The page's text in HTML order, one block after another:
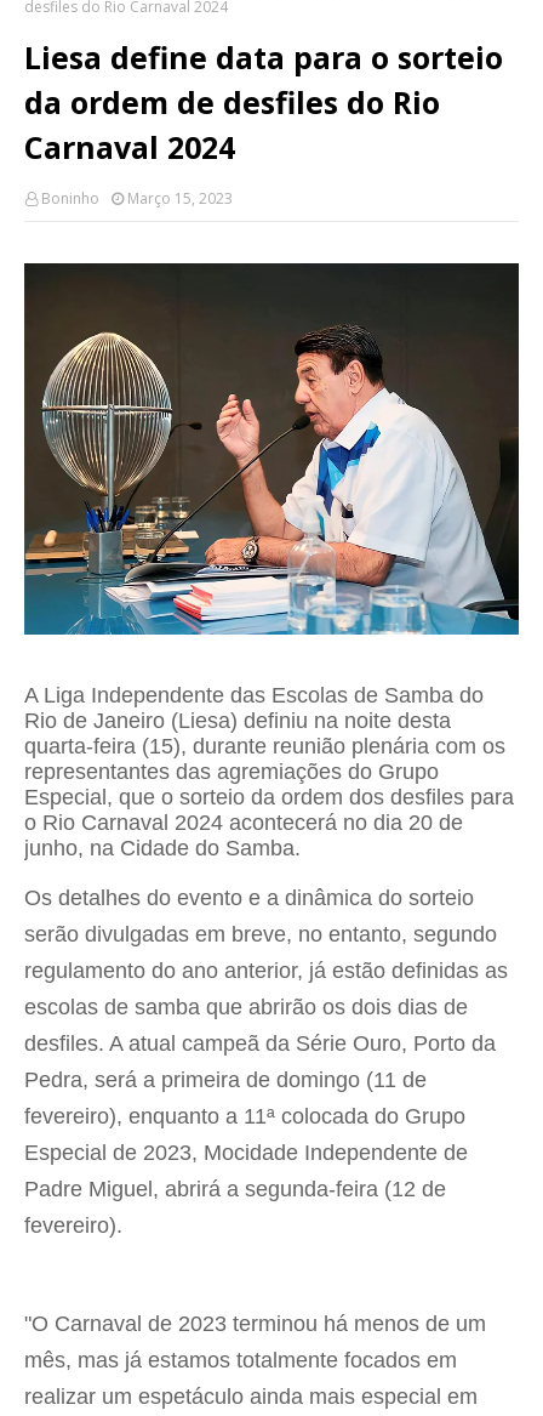
desfiles do Rio Carnaval 2024
Liesa define data para o sorteio
da ordem de desfiles do Rio
Carnaval 2024
Boninho Março 15, 2023
A Liga Independente das Escolas de Samba do
Rio de Janeiro (Liesa) definiu na noite desta
quarta-feira (15), durante reunião plenária com os
representantes das agremiações do Grupo
Especial, que o sorteio da ordem dos desfiles para
o Rio Carnaval 2024 acontecerá no dia 20 de
junho, na Cidade do Samba.
Os detalhes do evento e a dinâmica do sorteio
serão divulgadas em breve, no entanto, segundo
regulamento do ano anterior, já estão definidas as
escolas de samba que abrirão os dois dias de
desfiles. A atual campeã da Série Ouro, Porto da
Pedra, será a primeira de domingo (11 de
fevereiro), enquanto a 11ª colocada do Grupo
Especial de 2023, Mocidade Independente de
Padre Miguel, abrirá a segunda-feira (12 de
fevereiro).
"O Carnaval de 2023 terminou há menos de um
mês, mas já estamos totalmente focados em
realizar um espetáculo ainda mais especial em